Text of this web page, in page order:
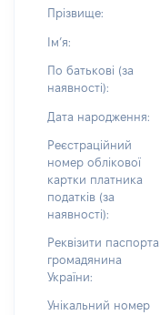
Прізвище:
Імʼя:
По батькові (за
наявності):
Дата народження:
Реєстраційний
номер облікової
картки платника
податків (за
наявності):
Реквізити паспорта
громадянина
України:
Унікальний номер